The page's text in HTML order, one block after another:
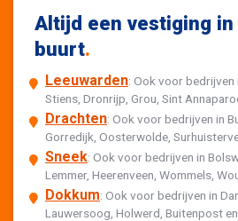
Altijd een vestiging in
buurt.
Leeuwarden: Ook voor bedrijven
Stiens, Dronrijp, Grou, Sint
Drachten: Ook voor bedrijven in
Gorredijk, Oosterwolde,
Sneek: Ook voor bedrijven in
Lemmer, Heerenveen, Wommels,
Dokkum: Ook voor bedrijven in
Lauwersoog, Holwerd, Buitenpost